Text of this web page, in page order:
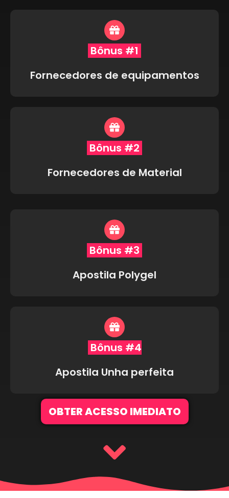
Bônus #1
Fornecedores de equipamentos
Bônus #2
Fornecedores de Material
Bônus #3
Apostila Polygel
Bônus #4
Apostila Unha perfeita
OBTER ACESSO IMEDIATO